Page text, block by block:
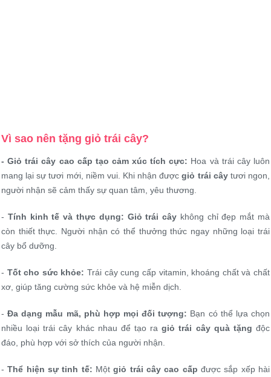
Vì sao nên tặng giỏ trái cây?
- Giỏ trái cây cao cấp tạo cảm xúc tích cực: Hoa và trái cây luôn
mang lại sự tươi mới, niềm vui. Khi nhận đượcgiỏ trái câytươi ngon,
người nhận sẽ cảm thấy sự quan tâm, yêu thương.
- Tính kinh tế và thực dụng: Giỏ trái cây không chỉ đẹp mắt mà
còn thiết thực. Người nhận có thể thưởng thức ngay những loại trái
cây bổ dưỡng.
- Tốt cho sức khỏe: Trái cây cung cấp vitamin, khoáng chất và chất
xơ, giúp tăng cường sức khỏe và hệ miễn dịch.
-Đa dạng mẫu mã, phù hợp mọi đối tượng: Bạn có thể lựa chọn
nhiều loại trái cây khác nhau để tạo ragiỏ trái cây quà tặng độc
đáo, phù hợp với sở thích của người nhận.
-Thể hiện sự tinh tế: Mộtgiỏ trái cây cao cấp được sắp xếp hài